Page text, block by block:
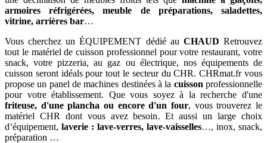
armoires réfrigérées, meuble de préparations, saladettes,
vitrine, arrières bar…
Vous cherchez un ÉQUIPEMENT dédié au CHAUD Retrouvez
tout le matériel de cuisson professionnel pour votre restaurant, votre
snack, votre pizzeria, au gaz ou électrique, nos équipements de
cuisson seront idéals pour tout le secteur du CHR. CHRmat.fr vous
propose un panel de machines destinées à la cuisson professionnelle
pour votre établissement. Que vous soyez à la recherche d'une
friteuse, d'une plancha ou encore d'un four, vous trouverez le
matériel CHR dont vous avez besoin. Et aussi un large choix
d’équipement, laverie : lave-verres, lave-vaisselles…, inox, snack,
préparation …